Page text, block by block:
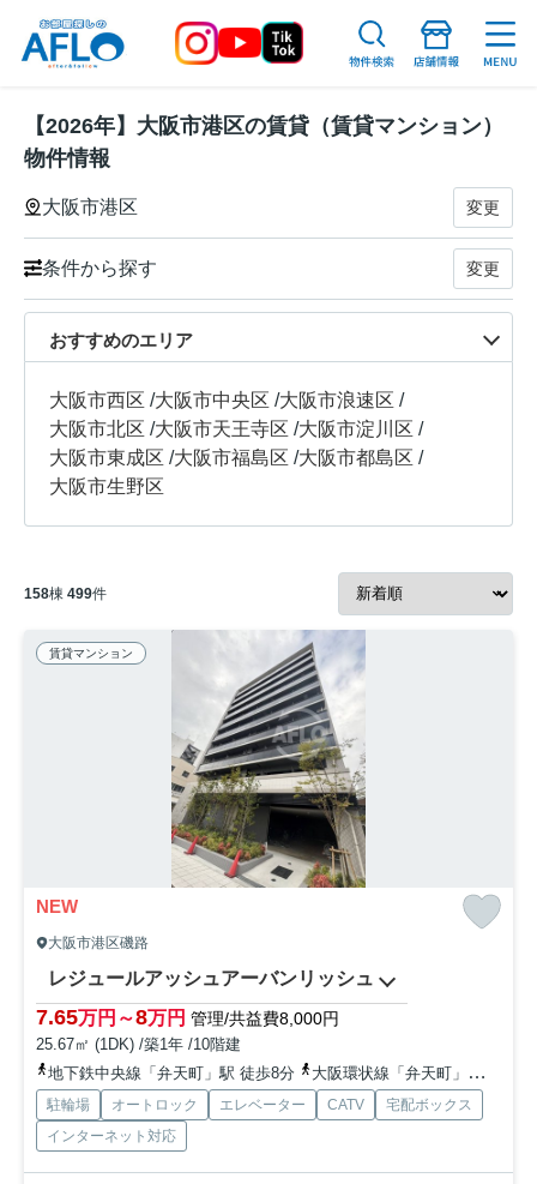
【2026年】大阪市港区の賃貸（賃貸マンション）
物件情報
大阪市港区 変更
条件から探す 変更
おすすめのエリア
大阪市西区 /大阪市中央区 /大阪市浪速区 /
大阪市北区 /大阪市天王寺区 /大阪市淀川区 /
大阪市東成区 /大阪市福島区 /大阪市都島区 /
大阪市生野区
158棟 499件
賃貸マンション
NEW
大阪市港区磯路
レジュールアッシュアーバンリッシュ
7.65万円～8万円 管理/共益費8,000円
25.67㎡ (1DK) /築1年 /10階建
地下鉄中央線「弁天町」駅 徒歩8分
大阪環状線「弁天町」駅 徒歩8分
駐輪場 オートロック エレベーター CATV
宅配ボックス
インターネット対応